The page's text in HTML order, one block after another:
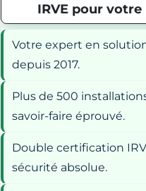
IRVE pour
Votre expert en
depuis 2017.
Plus de 500
savoir-faire éprouvé.
Double certification
sécurité absolue.